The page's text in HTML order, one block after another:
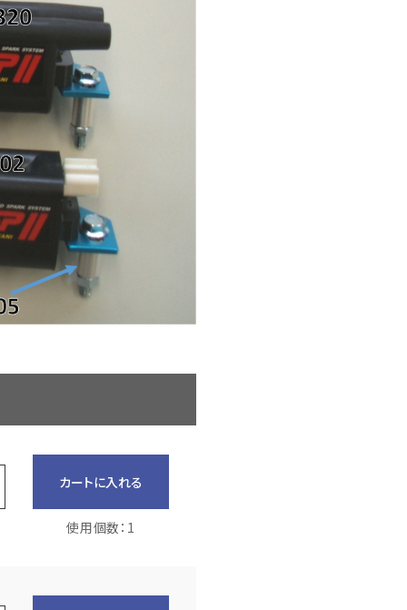
カートに入れる
使用個数：1